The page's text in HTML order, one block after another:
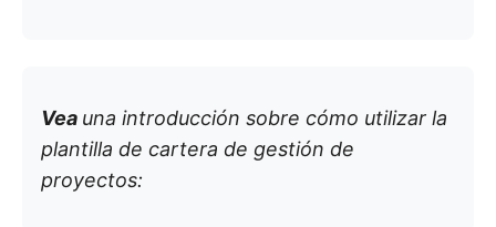
Vea una introducción sobre cómo utilizar la
plantilla de cartera de gestión de
proyectos: